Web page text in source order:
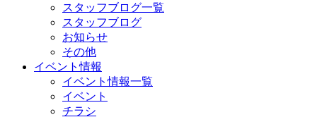
スタッフブログ一覧
スタッフブログ
お知らせ
その他
イベント情報
イベント情報一覧
イベント
チラシ